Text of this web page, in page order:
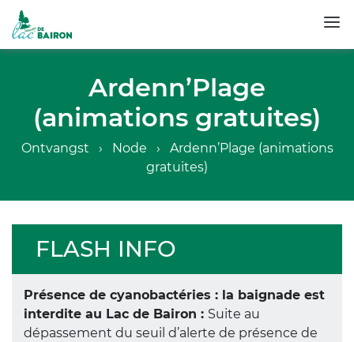
inhoud
gaan
Ardenn’Plage
(animations gratuites)
Kruimelpad
Ontvangst Node
Ardenn’Plage (animations
gratuites)
FLASH INFO
Présence de cyanobactéries : la baignade est
interdite au Lac de Bairon : Suite au
dépassement du seuil d’alerte de présence de